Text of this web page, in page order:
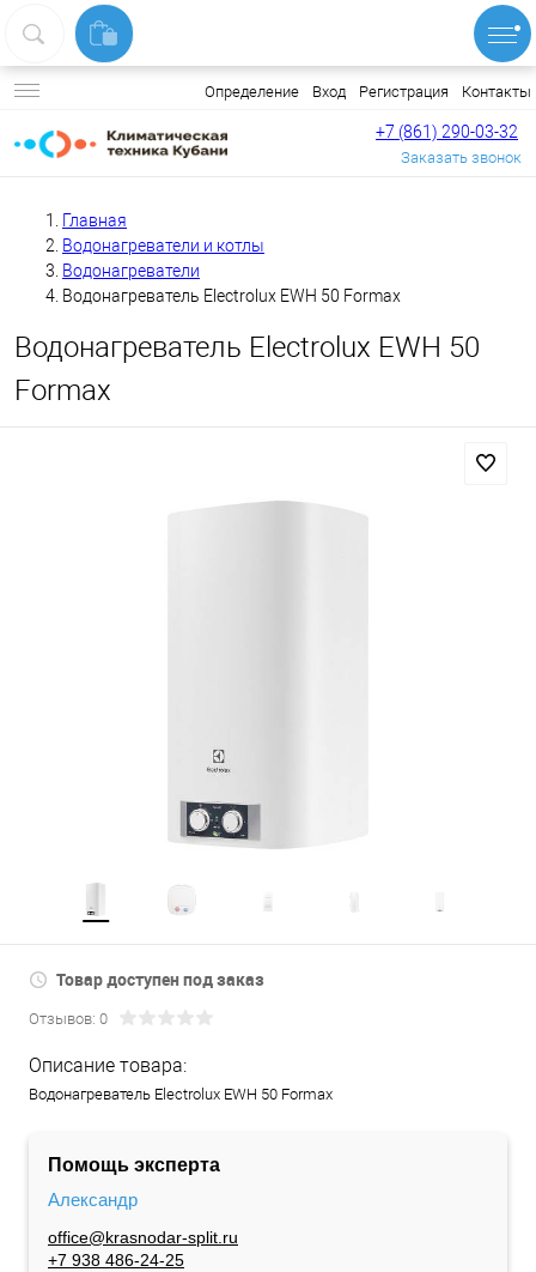
Определение Вход Регистрация Контакты
+7 (861) 290-03-32
Заказать звонок
Главная
Водонагреватели и котлы
Водонагреватели
Водонагреватель Electrolux EWH 50 Formax
Водонагреватель Electrolux EWH 50
Formax
Товар доступен под заказ
Отзывов: 0
Описание товара:
Водонагреватель Electrolux EWH 50 Formax
Помощь эксперта
Александр
office@krasnodar-split.ru
+7 938 486-24-25